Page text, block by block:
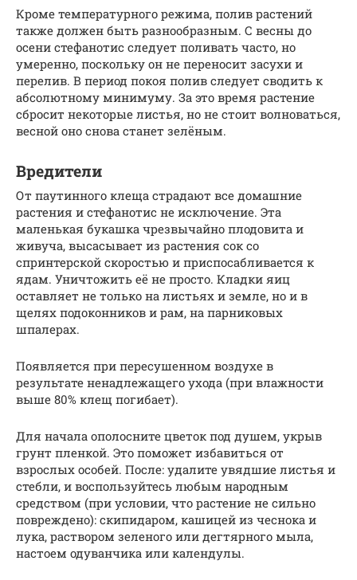
Кроме температурного режима, полив растений
также должен быть разнообразным. С весны до
осени стефанотис следует поливать часто, но
умеренно, поскольку он не переносит засухи и
перелив. В период покоя полив следует сводить к
абсолютному минимуму. За это время растение
сбросит некоторые листья, но не стоит волноваться,
весной оно снова станет зелёным.
Вредители
От паутинного клеща страдают все домашние
растения и стефанотис не исключение. Эта
маленькая букашка чрезвычайно плодовита и
живуча, высасывает из растения сок со
спринтерской скоростью и приспосабливается к
ядам. Уничтожить её не просто. Кладки яиц
оставляет не только на листьях и земле, но и в
щелях подоконников и рам, на парниковых
шпалерах.
Появляется при пересушенном воздухе в
результате ненадлежащего ухода (при влажности
выше 80% клещ погибает).
Для начала ополосните цветок под душем, укрыв
грунт пленкой. Это поможет избавиться от
взрослых особей. После: удалите увядшие листья и
стебли, и воспользуйтесь любым народным
средством (при условии, что растение не сильно
повреждено): скипидаром, кашицей из чеснока и
лука, раствором зеленого или дегтярного мыла,
настоем одуванчика или календулы.